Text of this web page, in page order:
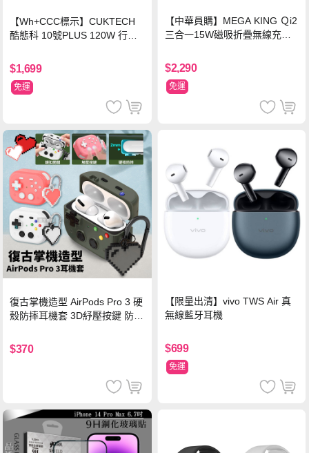
【Wh+CCC標示】CUKTECH
酷態科 10號PLUS 120W 行動
色
$1,699
免運
【中華員購】MEGA KING Ｑi2
三合一15W磁吸折疊無線充電
$2,290
免運
復古掌機造型 AirPods Pro 3 硬
殼防摔耳機套 3D紓壓按鍵 防開
$370
【限量出清】vivo TWS Air 真
無線藍牙耳機
$699
免運